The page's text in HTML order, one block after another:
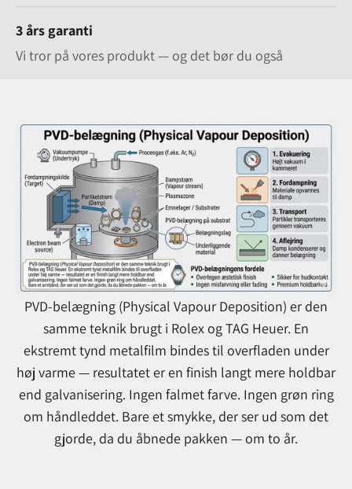
3 års garanti
Vi tror på vores produkt — og det bør du også
PVD-belægning (Physical Vapour Deposition) er den
samme teknik brugt i Rolex og TAG Heuer. En
ekstremt tynd metalfilm bindes til overfladen under
høj varme — resultatet er en finish langt mere holdbar
end galvanisering. Ingen falmet farve. Ingen grøn ring
om håndleddet. Bare et smykke, der ser ud som det
gjorde, da du åbnede pakken — om to år.